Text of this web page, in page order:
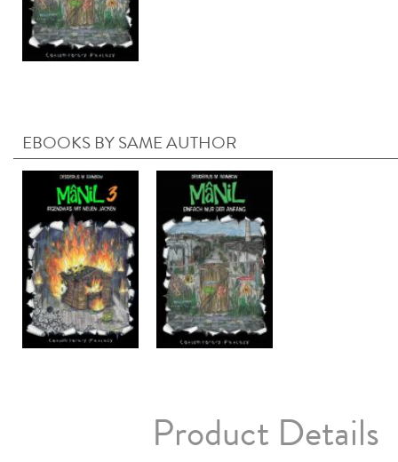
EBOOKS BY SAME AUTHOR
Product Details